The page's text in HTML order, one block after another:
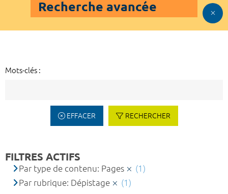
Recherche avancée
Mots-clés :
EFFACER RECHERCHER
FILTRES ACTIFS
Par type de contenu: Pages
(1)
Par rubrique: Dépistage
(1)